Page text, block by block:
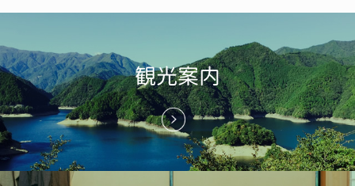
観光案内